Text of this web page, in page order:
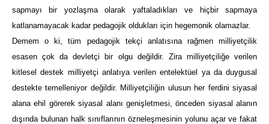
sapmayı bir yozlaşma olarak yaftaladıkları ve hiçbir sapmaya
katlanamayacak kadar pedagojik oldukları için hegemonik olamazlar.
Demem o ki, tüm pedagojik tekçi anlatısına rağmen milliyetçilik
esasen çok da devletçi bir olgu değildir. Zira milliyetçiliğe verilen
kitlesel destek milliyetçi anlatıya verilen entelektüel ya da duygusal
destekte temelleniyor değildir. Milliyetçiliğin ulusun her ferdini siyasal
alana ehil görerek siyasal alanı genişletmesi, önceden siyasal alanın
dışında bulunan halk sınıflarının özneleşmesinin yolunu açar ve fakat